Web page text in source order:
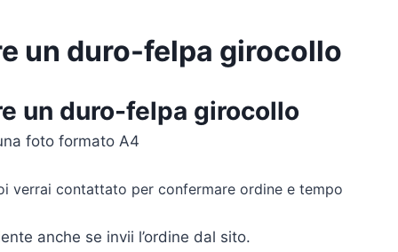
un duro-felpa girocollo
un duro-felpa girocollo
foto formato A4
verrai contattato per confermare ordine e tempo
anche se invii l’ordine dal sito.